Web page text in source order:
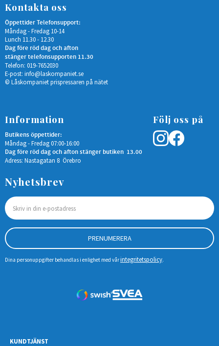
Kontakta oss
Öppettider Telefonsupport:
Måndag - Fredag 10-14
Lunch 11.30 - 12.30
Dag före röd dag och afton
stänger telefonsupporten 11.30
Telefon: 019-7652030
E-post: info@laskompaniet.se
© Låskompaniet prispressaren på nätet
Information
Butikens öppettider:
Måndag - Fredag 07:00-16:00
Dag före röd dag och afton stänger butiken 13.00
Adress: Nastagatan 8 Örebro
Följ oss på
Nyhetsbrev
PRENUMERERA
Dina personuppgifter behandlas i enlighet med vårintegritetspolicy.
KUNDTJÄNST